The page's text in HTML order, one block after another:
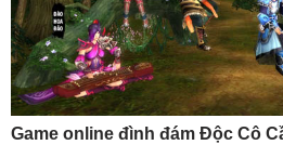
Game online đình đám Độc Cô